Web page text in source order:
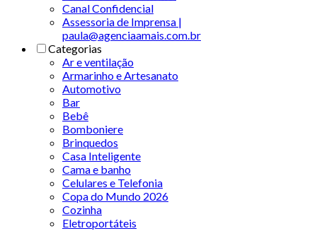
Canal Confidencial
Assessoria de Imprensa |
paula@agenciaamais.com.br
Categorias
Ar e ventilação
Armarinho e Artesanato
Automotivo
Bar
Bebê
Bomboniere
Brinquedos
Casa Inteligente
Cama e banho
Celulares e Telefonia
Copa do Mundo 2026
Cozinha
Eletroportáteis